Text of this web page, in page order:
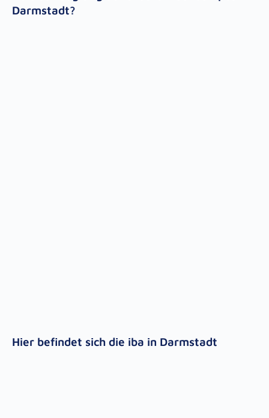
Darmstadt?
Hier befindet sich die iba in Darmstadt